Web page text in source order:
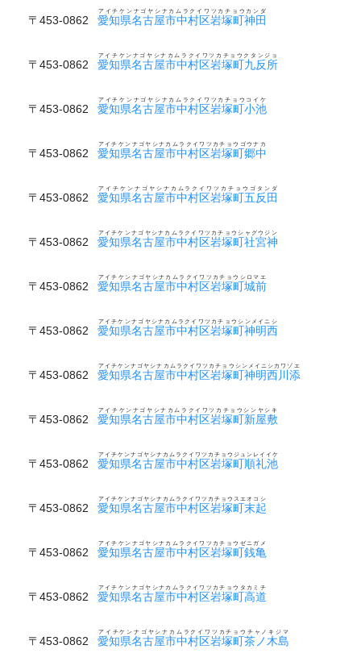
〒453-0862 愛知県名古屋市中村区岩塚町神田
アイチケンナゴヤシナカムラクイワツカチョウカンダ
〒453-0862 愛知県名古屋市中村区岩塚町九反所
アイチケンナゴヤシナカムラクイワツカチョウクタンジョ
〒453-0862 愛知県名古屋市中村区岩塚町小池
アイチケンナゴヤシナカムラクイワツカチョウコイケ
〒453-0862 愛知県名古屋市中村区岩塚町郷中
アイチケンナゴヤシナカムラクイワツカチョウゴウナカ
〒453-0862 愛知県名古屋市中村区岩塚町五反田
アイチケンナゴヤシナカムラクイワツカチョウゴタンダ
〒453-0862 愛知県名古屋市中村区岩塚町社宮神
アイチケンナゴヤシナカムラクイワツカチョウシャグウジン
〒453-0862 愛知県名古屋市中村区岩塚町城前
アイチケンナゴヤシナカムラクイワツカチョウシロマエ
〒453-0862 愛知県名古屋市中村区岩塚町神明西
アイチケンナゴヤシナカムラクイワツカチョウシンメイニシ
〒453-0862 愛知県名古屋市中村区岩塚町神明西川添
アイチケンナゴヤシナカムラクイワツカチョウシンメイニシカワゾエ
〒453-0862 愛知県名古屋市中村区岩塚町新屋敷
アイチケンナゴヤシナカムラクイワツカチョウシンヤシキ
〒453-0862 愛知県名古屋市中村区岩塚町順礼池
アイチケンナゴヤシナカムラクイワツカチョウジュンレイイケ
〒453-0862 愛知県名古屋市中村区岩塚町末起
アイチケンナゴヤシナカムラクイワツカチョウスエオコシ
〒453-0862 愛知県名古屋市中村区岩塚町銭亀
アイチケンナゴヤシナカムラクイワツカチョウゼニガメ
〒453-0862 愛知県名古屋市中村区岩塚町高道
アイチケンナゴヤシナカムラクイワツカチョウタカミチ
〒453-0862 愛知県名古屋市中村区岩塚町茶ノ木島
アイチケンナゴヤシナカムラクイワツカチョウチャノキジマ